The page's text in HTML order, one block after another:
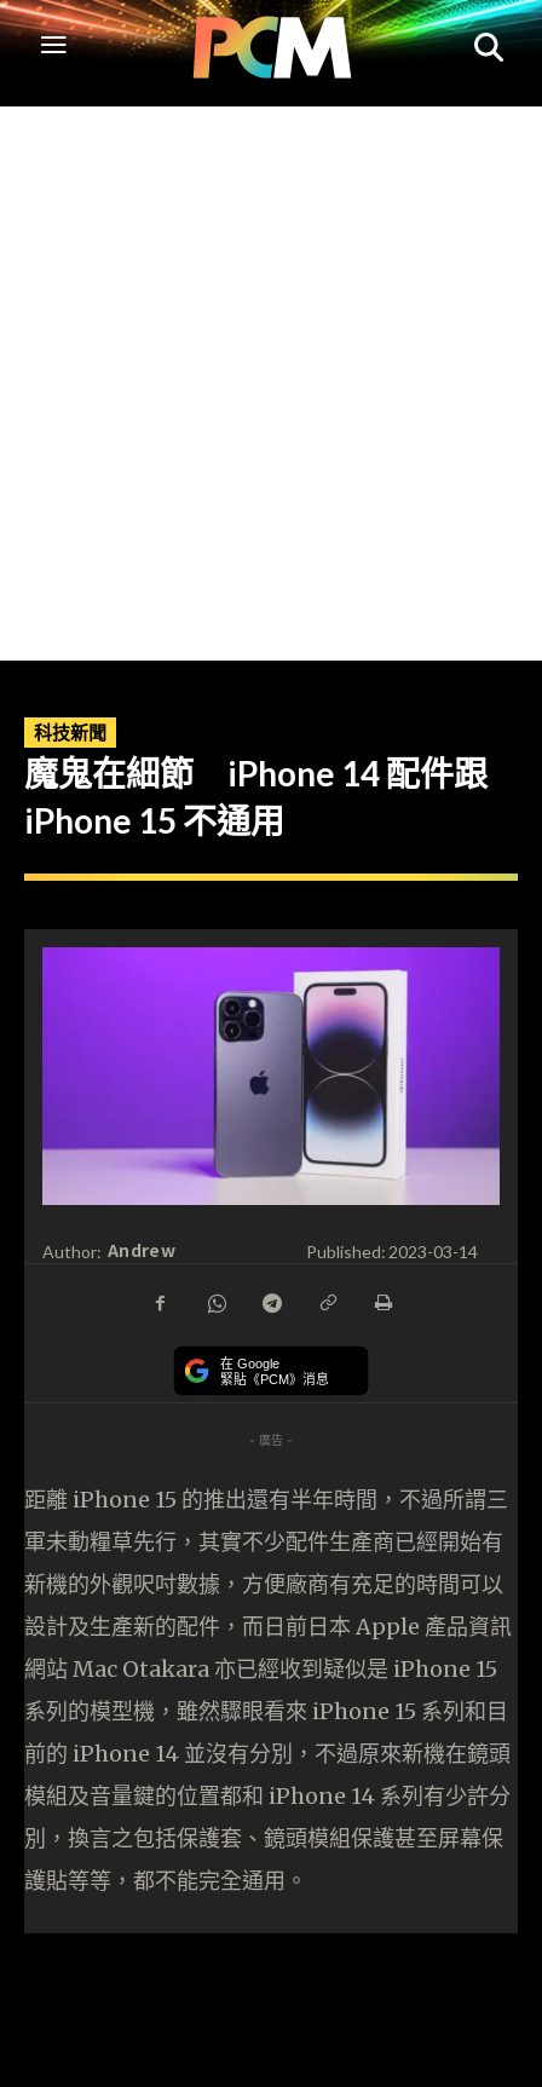
科技新聞
魔鬼在細節 iPhone 14 配件跟
iPhone 15 不通用
Author: Andrew Published: 2023-03-14
在 Google
緊貼《PCM》消息
- 廣告 -
距離 iPhone 15 的推出還有半年時間，不過所謂三
軍未動糧草先行，其實不少配件生產商已經開始有
新機的外觀呎吋數據，方便廠商有充足的時間可以
設計及生產新的配件，而日前日本 Apple 產品資訊
網站 Mac Otakara 亦已經收到疑似是 iPhone 15
系列的模型機，雖然驟眼看來 iPhone 15 系列和目
前的 iPhone 14 並沒有分別，不過原來新機在鏡頭
模組及音量鍵的位置都和 iPhone 14 系列有少許分
別，換言之包括保護套、鏡頭模組保護甚至屏幕保
護貼等等，都不能完全通用。